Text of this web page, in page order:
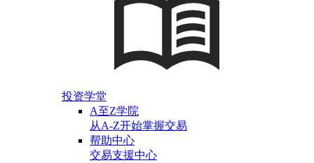
投资学堂
A至Z学院
从A-Z开始掌握交易
帮助中心
交易支援中心